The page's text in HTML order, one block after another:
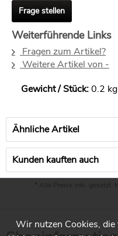
Frage stellen
Weiterführende Links
Fragen zum Artikel?
Weitere Artikel von -
Gewicht / Stück:0.2 kg
Ähnliche Artikel
Kunden kauften auch
* Alle Preise inkl. gesetzl.
Wir nutzen Cookies,